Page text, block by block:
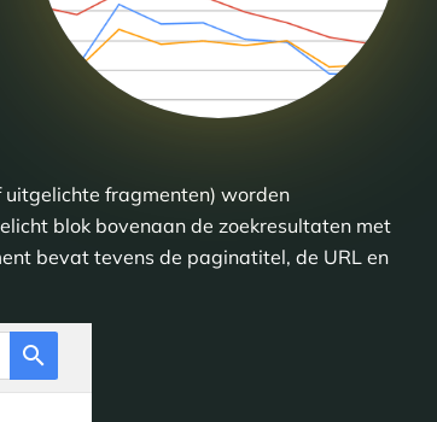
uitgelichte fragmenten) worden
blok bovenaan de zoekresultaten met
bevat tevens de paginatitel, de URL en